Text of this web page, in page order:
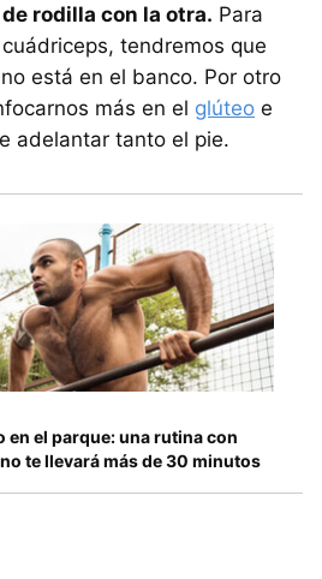
rodilla con la otra. Para
tendremos que
está en el banco. Por otro
más en el glúteo e
adelantar tanto el pie.
en el parque: una rutina con
te llevará más de 30 minutos